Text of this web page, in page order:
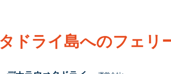
タドライ島へのフェリ